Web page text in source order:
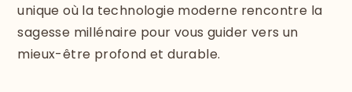
unique où la technologie moderne rencontre la
sagesse millénaire pour vous guider vers un
mieux-être profond et durable.